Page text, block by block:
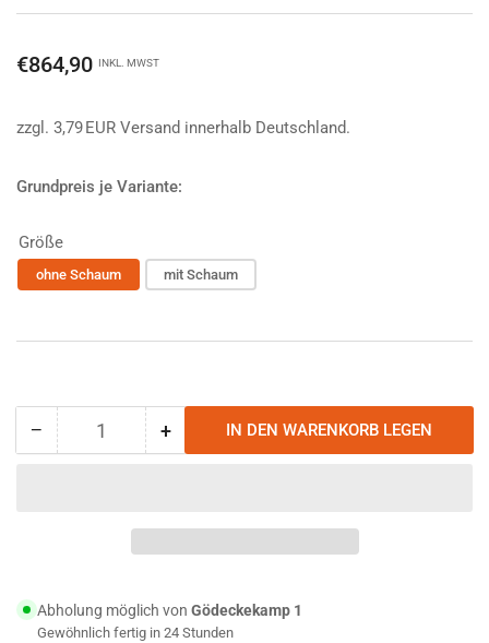
Normaler
€864,90 INKL. MWST
zzgl. 3,79 EUR Versand innerhalb Deutschland.
Grundpreis je Variante:
Größe
ohne Schaum mit Schaum
− Menge
mit
Rollen
Anzahl +Menge
Case
1770
mit
Rollen
IN DEN WARENKORB LEGEN
Abholung möglich von Gödeckekamp 1
Gewöhnlich fertig in 24 Stunden